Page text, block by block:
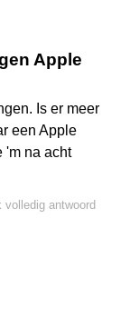
Apple
Is er meer
een Apple
'm na acht
volledig antwoord